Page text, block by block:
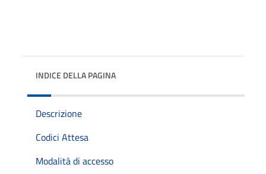
INDICE DELLA PAGINA
Descrizione
Codici Attesa
Modalità di accesso